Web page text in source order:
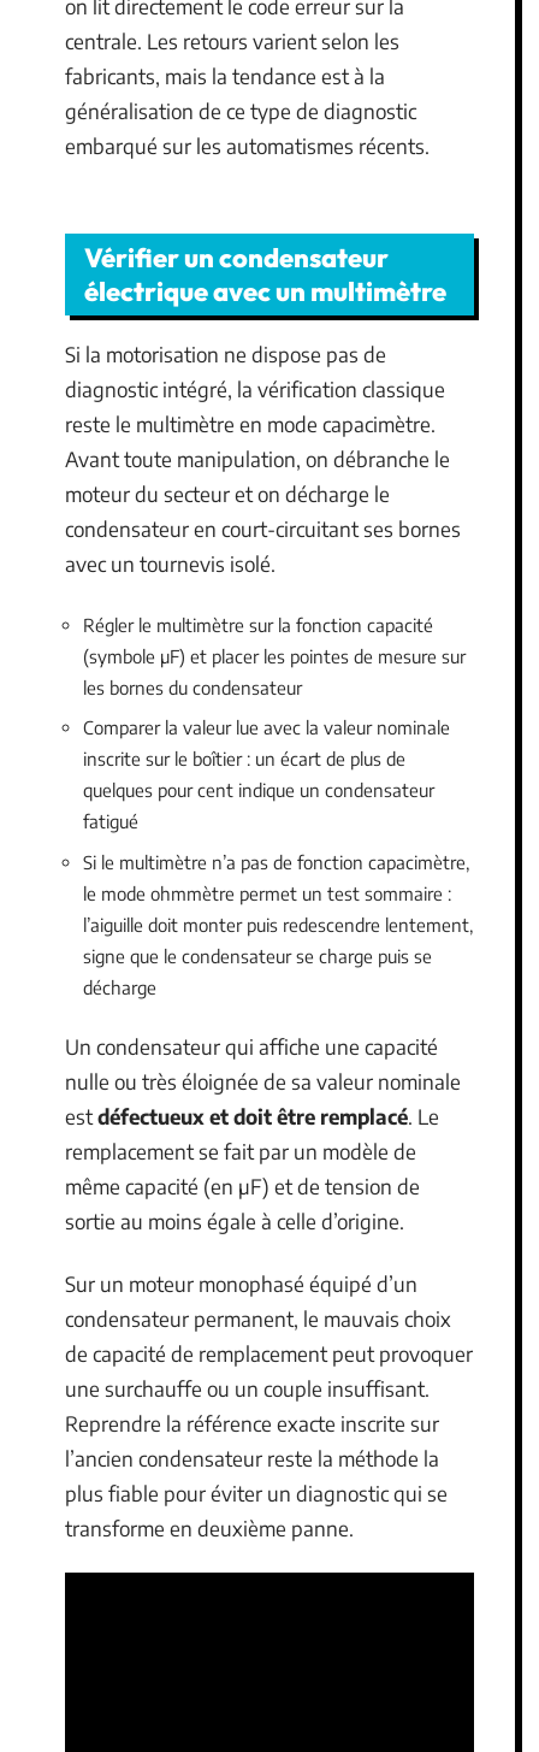
on lit directement le code erreur sur la
centrale. Les retours varient selon les
fabricants, mais la tendance est à la
généralisation de ce type de diagnostic
embarqué sur les automatismes récents.
Vérifier un condensateur
électrique avec un multimètre
Si la motorisation ne dispose pas de
diagnostic intégré, la vérification classique
reste le multimètre en mode capacimètre.
Avant toute manipulation, on débranche le
moteur du secteur et on décharge le
condensateur en court-circuitant ses bornes
avec un tournevis isolé.
Régler le multimètre sur la fonction capacité
(symbole µF) et placer les pointes de mesure sur
les bornes du condensateur
Comparer la valeur lue avec la valeur nominale
inscrite sur le boîtier : un écart de plus de
quelques pour cent indique un condensateur
fatigué
Si le multimètre n’a pas de fonction capacimètre,
le mode ohmmètre permet un test sommaire :
l’aiguille doit monter puis redescendre lentement,
signe que le condensateur se charge puis se
décharge
Un condensateur qui affiche une capacité
nulle ou très éloignée de sa valeur nominale
estdéfectueux et doit être remplacé. Le
remplacement se fait par un modèle de
même capacité (en µF) et de tension de
sortie au moins égale à celle d’origine.
Sur un moteur monophasé équipé d’un
condensateur permanent, le mauvais choix
de capacité de remplacement peut provoquer
une surchauffe ou un couple insuffisant.
Reprendre la référence exacte inscrite sur
l’ancien condensateur reste la méthode la
plus fiable pour éviter un diagnostic qui se
transforme en deuxième panne.